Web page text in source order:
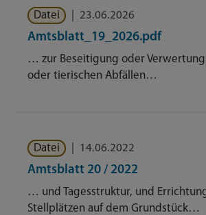
Datei 23.06.2026
Amtsblatt_19_2026.pdf
… zur Beseitigung oder Verwertung
oder tierischen Abfällen…
Datei 14.06.2022
Amtsblatt 20 / 2022
… und Tagesstruktur, und
Stellplätzen auf dem Grundstück…